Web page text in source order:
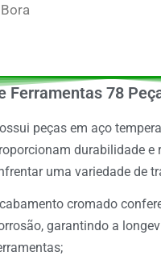
Bora
Ferramentas 78
peças em aço
durabilidade e
uma variedade de
cromado
garantindo a